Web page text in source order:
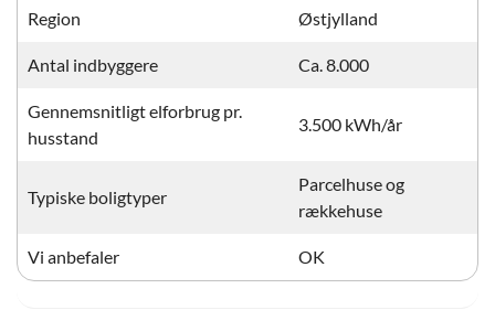
Region Østjylland
Antal indbyggere Ca. 8.000
Gennemsnitligt elforbrug pr.
husstand
3.500 kWh/år
Typiske boligtyper
Parcelhuse og
rækkehuse
Vi anbefaler OK